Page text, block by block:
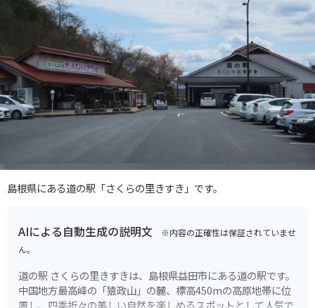
島根県にある道の駅「さくらの里きすき」です。
AIによる自動生成の説明文 ※内容の正確性は保証されていませ
ん。
道の駅 さくらの里きすきは、島根県益田市にある道の駅です。
中国地方最高峰の「猿政山」の麓、標高450mの高原地帯に位
置し、四季折々の美しい自然を楽しめるスポットとして人気で